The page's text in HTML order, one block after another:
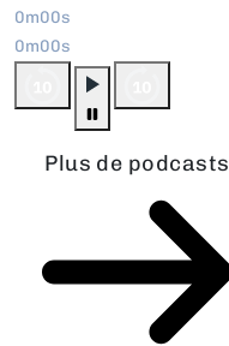
0m00s
0m00s
Plus de podcasts